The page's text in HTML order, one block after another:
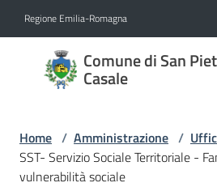
Regione Emilia-Romagna
Comune di San
Casale
Comune
di San
in
Casale
Home / Amministrazione /
SST- Servizio Sociale Territoriale -
vulnerabilità sociale